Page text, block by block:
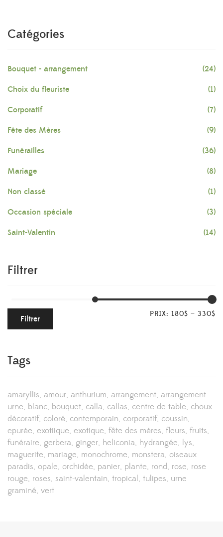
Catégories
Bouquet - arrangement (24)
Choix du fleuriste (1)
Corporatif (7)
Fête des Mères (9)
Funérailles (36)
Mariage (8)
Non classé (1)
Occasion spéciale (3)
Saint-Valentin (14)
Filtrer
Filtrer PRIX: 180$ — 330$
Tags
amaryllis amour anthurium arrangement arrangement
urne blanc bouquet calla callas centre de table choux
décoratif coloré contemporain corporatif coussin
epurée exotiique exotique fête des mères fleurs fruits
funéraire gerbera ginger heliconia hydrangée lys
maguerite mariage monochrome monstera oiseaux
paradis opale orchidée panier plante rond rose rose
rouge roses saint-valentain tropical tulipes urne
graminé vert